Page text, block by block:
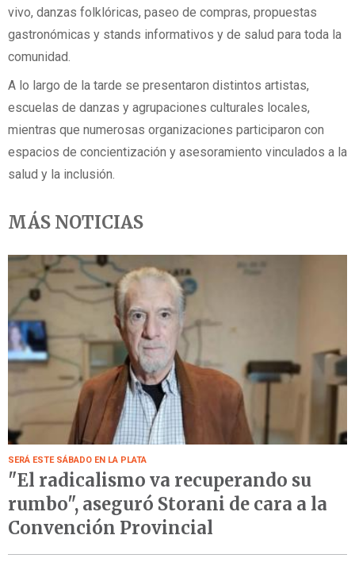
vivo, danzas folklóricas, paseo de compras, propuestas
gastronómicas y stands informativos y de salud para toda la
comunidad.
A lo largo de la tarde se presentaron distintos artistas,
escuelas de danzas y agrupaciones culturales locales,
mientras que numerosas organizaciones participaron con
espacios de concientización y asesoramiento vinculados a la
salud y la inclusión.
MÁS NOTICIAS
SERÁ ESTE SÁBADO EN LA PLATA
"El radicalismo va recuperando su
rumbo", aseguró Storani de cara a la
Convención Provincial